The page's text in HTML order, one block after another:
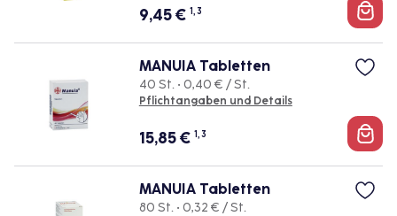
9,45€ 1, 3
MANUIA Tabletten
40 St. • 0,40 € / St.
Pflichtangaben und Details
15,85€ 1, 3
MANUIA Tabletten
80 St. • 0,32 € / St.